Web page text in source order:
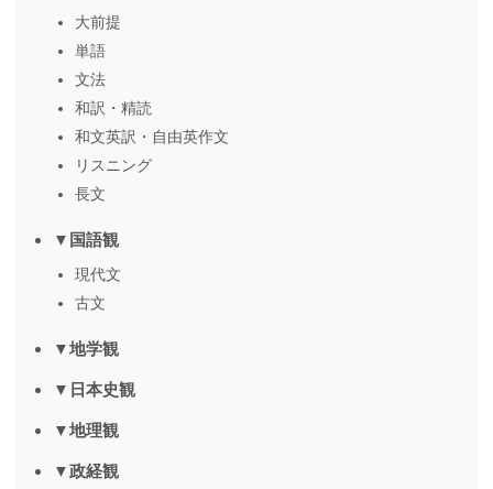
大前提
単語
文法
和訳・精読
和文英訳・自由英作文
リスニング
長文
▼国語観
現代文
古文
▼地学観
▼日本史観
▼地理観
▼政経観